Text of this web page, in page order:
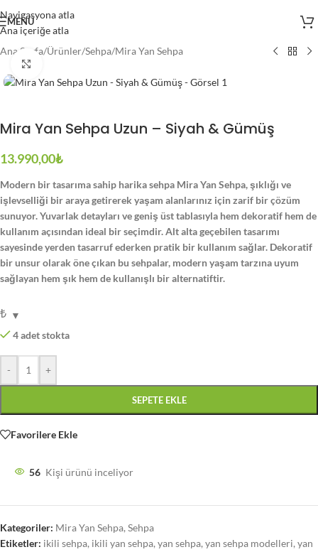
Navigasyona atla
Ana içeriğe atla
MENÜ
Ana Sayfa/Ürünler/Sehpa/Mira Yan Sehpa
Mira Yan Sehpa Uzun – Siyah & Gümüş
13.990,00₺
Modern bir tasarıma sahip harika sehpa Mira Yan Sehpa, şıklığı ve
işlevselliği bir araya getirerek yaşam alanlarınız için zarif bir çözüm
sunuyor. Yuvarlak detayları ve geniş üst tablasıyla hem dekoratif hem de
kullanım açısından ideal bir seçimdir. Alt alta geçebilen tasarımı
sayesinde yerden tasarruf ederken pratik bir kullanım sağlar. Dekoratif
bir unsur olarak öne çıkan bu sehpalar, modern yaşam tarzına uyum
sağlayan hem şık hem de kullanışlı bir alternatiftir.
₺
4 adet stokta
- +
SEPETE EKLE
Favorilere Ekle
56 Kişi ürünü inceliyor
Kategoriler: Mira Yan Sehpa,Sehpa
Etiketler: ikili sehpa, ikili yan sehpa,yan sehpa,yan sehpa modelleri,yan